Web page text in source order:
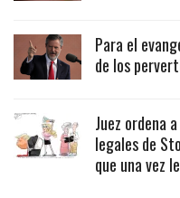
Para el
de los
Juez ordena
legales de
que una vez